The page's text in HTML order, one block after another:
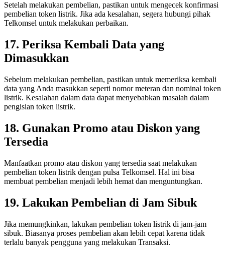
Setelah melakukan pembelian, pastikan untuk mengecek konfirmasi
pembelian token listrik. Jika ada kesalahan, segera hubungi pihak
Telkomsel untuk melakukan perbaikan.
17. Periksa Kembali Data yang
Dimasukkan
Sebelum melakukan pembelian, pastikan untuk memeriksa kembali
data yang Anda masukkan seperti nomor meteran dan nominal token
listrik. Kesalahan dalam data dapat menyebabkan masalah dalam
pengisian token listrik.
18. Gunakan Promo atau Diskon yang
Tersedia
Manfaatkan promo atau diskon yang tersedia saat melakukan
pembelian token listrik dengan pulsa Telkomsel. Hal ini bisa
membuat pembelian menjadi lebih hemat dan menguntungkan.
19. Lakukan Pembelian di Jam Sibuk
Jika memungkinkan, lakukan pembelian token listrik di jam-jam
sibuk. Biasanya proses pembelian akan lebih cepat karena tidak
terlalu banyak pengguna yang melakukan Transaksi.